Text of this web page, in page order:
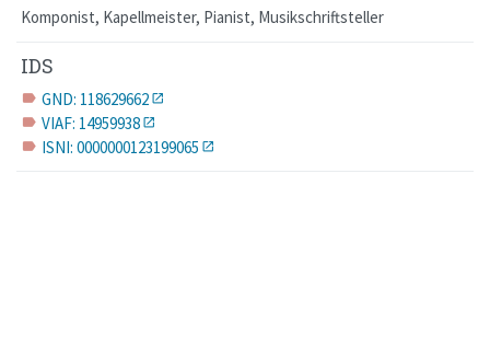
Komponist, Kapellmeister, Pianist, Musikschriftsteller
IDS
label GND: 118629662
label VIAF: 14959938
label ISNI: 0000000123199065